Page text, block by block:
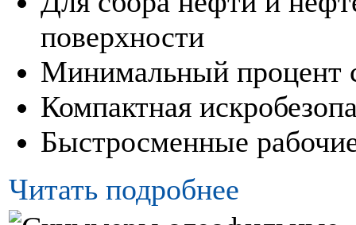
поверхности
Минимальный процент
Компактная
Быстросменные
Читать подробнее